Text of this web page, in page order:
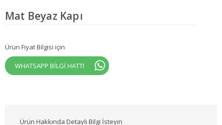
Mat Beyaz Kapı
Ürün Fiyat Bilgisi için
WHATSAPP BİLGİ HATTI
Ürün Hakkında Detaylı Bilgi İsteyin